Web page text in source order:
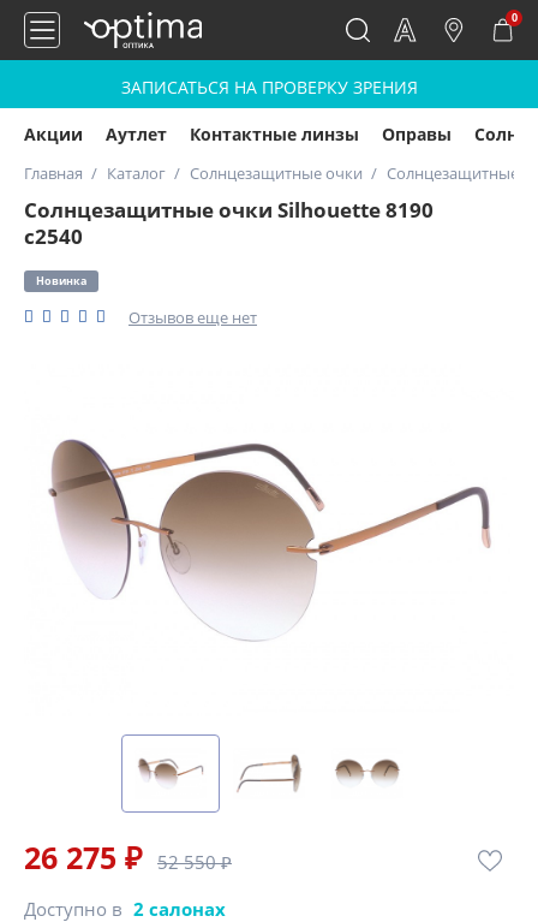
0
ЗАПИСАТЬСЯ НА ПРОВЕРКУ ЗРЕНИЯ
Акции Аутлет Контактные линзы Оправы
Главная Каталог Солнцезащитные очки Солнцезащитные
Солнцезащитные очки Silhouette 8190
с2540
Новинка
Отзывов еще нет
26 275 ₽ 52 550 ₽
Доступно в 2 салонах